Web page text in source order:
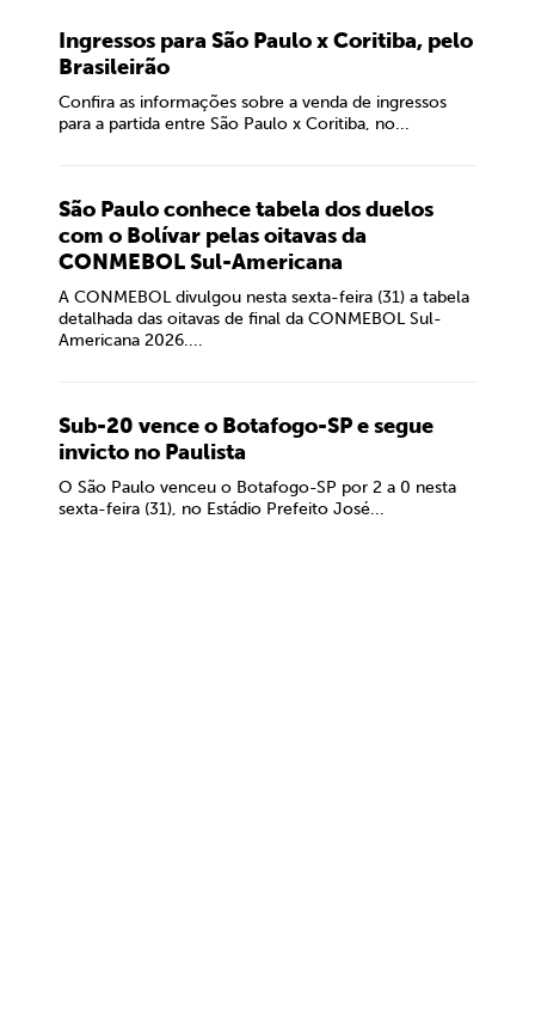
Ingressos para São Paulo x Coritiba, pelo
Brasileirão
Confira as informações sobre a venda de ingressos
para a partida entre São Paulo x Coritiba, no...
São Paulo conhece tabela dos duelos
com o Bolívar pelas oitavas da
CONMEBOL Sul-Americana
A CONMEBOL divulgou nesta sexta-feira (31) a tabela
detalhada das oitavas de final da CONMEBOL Sul-
Americana 2026....
Sub-20 vence o Botafogo-SP e segue
invicto no Paulista
O São Paulo venceu o Botafogo-SP por 2 a 0 nesta
sexta-feira (31), no Estádio Prefeito José...